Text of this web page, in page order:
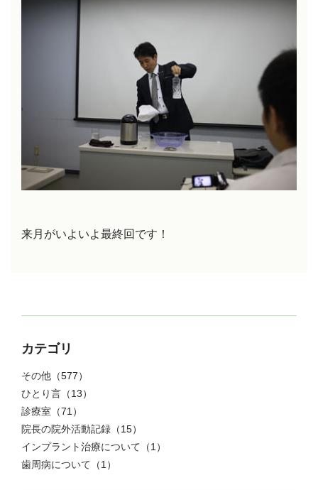
来月がいよいよ最終回です！
カテゴリ
その他 （577）
ひとり言 （13）
診療室 （71）
院長の院外活動記録 （15）
インプラント治療について （1）
歯周病について （1）